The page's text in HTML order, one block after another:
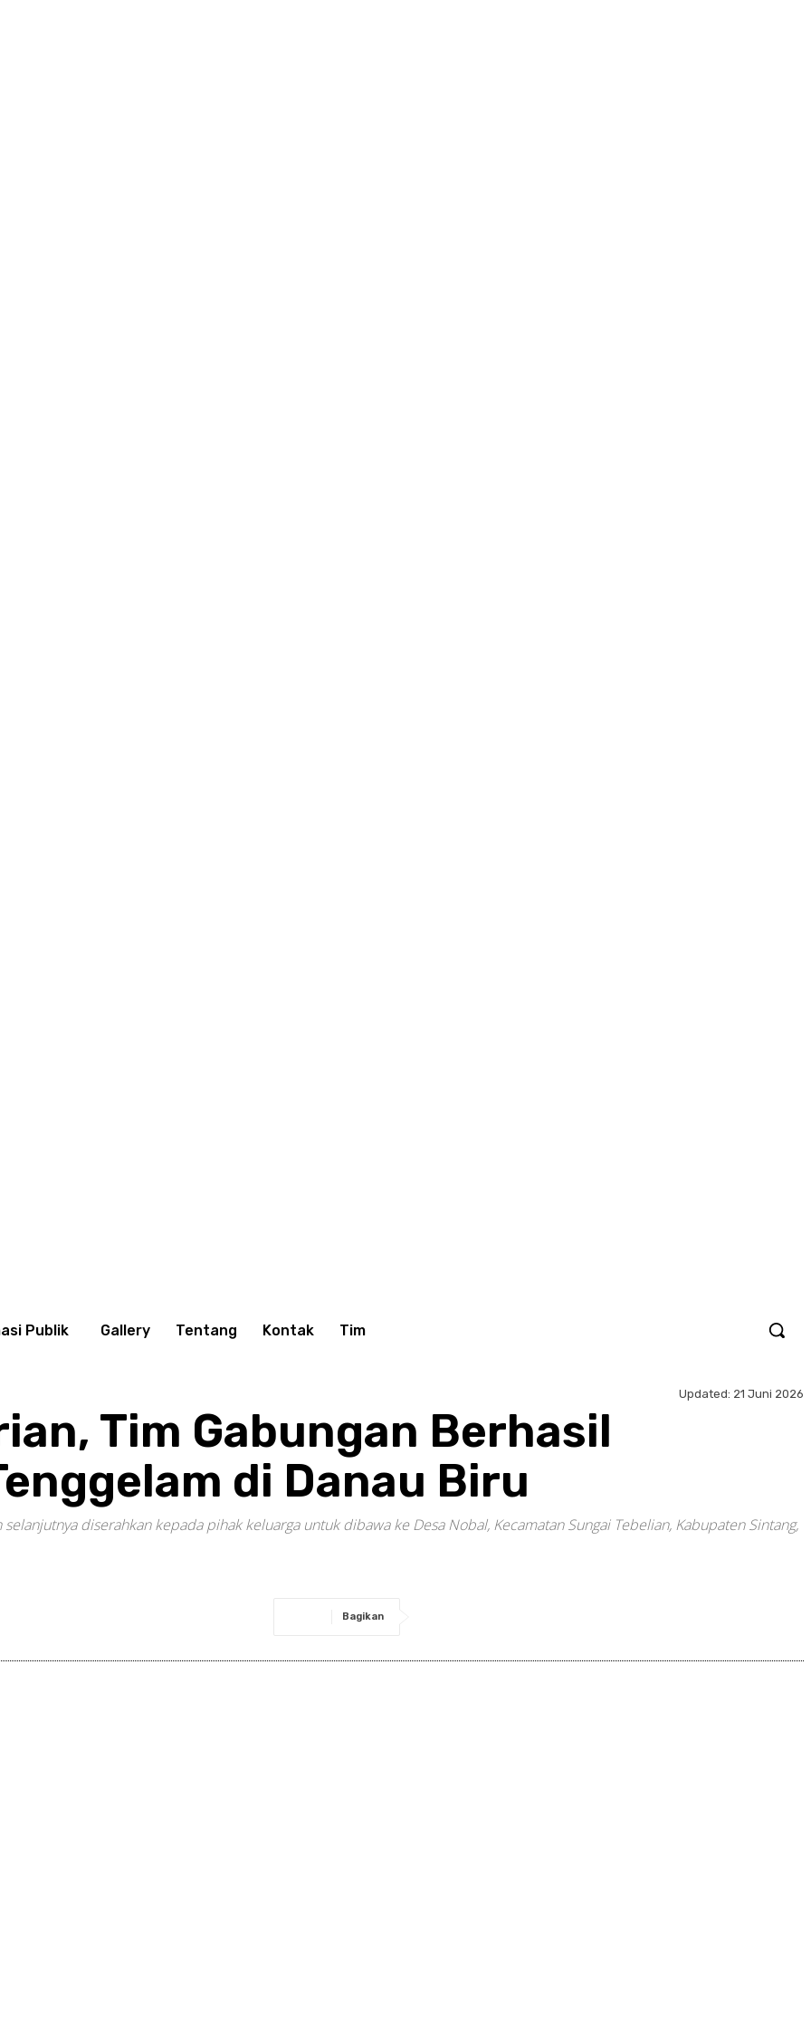
Publik Gallery Tentang Kontak Tim
Updated: 21 Juni 2026
Tim Gabungan Berhasil
di Danau Biru
diserahkan kepada pihak keluarga untuk dibawa ke Desa Nobal, Kecamatan Sungai Tebelian, Kabupaten Sintang,
Bagikan